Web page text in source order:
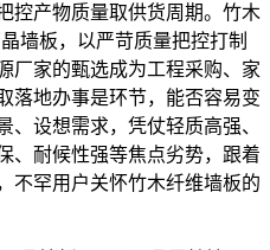
产物质量取供货周期。竹木
墙板，以严苛质量把控打制
厂家的甄选成为工程采购、家
落地办事是环节，能否容易变
、设想需求，凭仗轻质高强、
、耐候性强等焦点劣势，跟着
不罕用户关怀竹木纤维墙板的